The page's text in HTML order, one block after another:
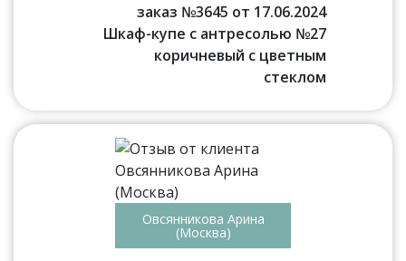
заказ №3645 от 17.06.2024
Шкаф-купе с антресолью №27
коричневый с цветным
стеклом
Овсянникова Арина
(Москва)